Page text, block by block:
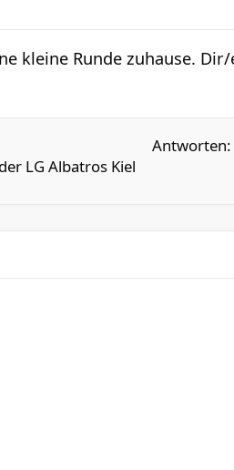
kleine Runde zuhause.
LG Albatros Kiel
Antworten: